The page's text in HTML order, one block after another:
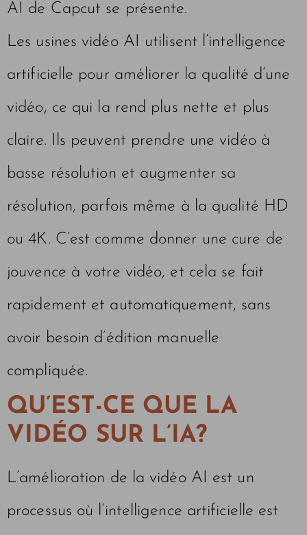
AI de Capcut se présente.
Les usines vidéo AI utilisent l’intelligence
artificielle pour améliorer la qualité d’une
vidéo, ce qui la rend plus nette et plus
claire. Ils peuvent prendre une vidéo à
basse résolution et augmenter sa
résolution, parfois même à la qualité HD
ou 4K. C’est comme donner une cure de
jouvence à votre vidéo, et cela se fait
rapidement et automatiquement, sans
avoir besoin d’édition manuelle
compliquée.
QU’EST-CE QUE LA
VIDÉO SUR L’IA?
L’amélioration de la vidéo AI est un
processus où l’intelligence artificielle est